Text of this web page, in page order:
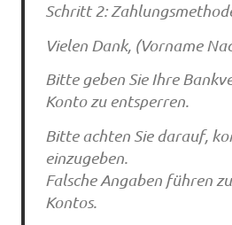
Schritt 2:
Vielen Dank, (Vorname
Bitte geben Sie Ihre
Konto zu entsperren.
Bitte achten Sie darauf,
einzugeben.
Falsche Angaben führen
Kontos.